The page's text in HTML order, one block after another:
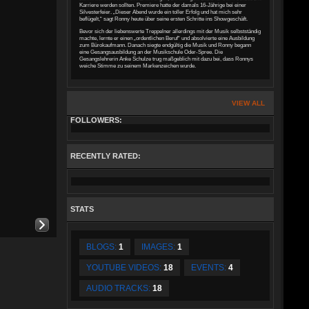
Karriere werden sollten. Premiere hatte der damals 16-Jährige bei einer
Silvesterfeier. „Dieser Abend wurde ein toller Erfolg und hat mich sehr
beflügelt,“ sagt Ronny heute über seine ersten Schritte ins Showgeschäft.
Bevor sich der liebenswerte Treppelner allerdings mit der Musik selbstständig
machte, lernte er einen „ordentlichen Beruf“ und absolvierte eine Ausbildung
zum Bürokaufmann. Danach siegte endgültig die Musik und Ronny begann
eine Gesangsausbildung an der Musikschule Oder-Spree. Die
Gesangslehrerin Anke Schulze trug maßgeblich mit dazu bei, dass Ronnys
weiche Stimme zu seinem Markenzeichen wurde.
VIEW ALL
FOLLOWERS:
RECENTLY RATED:
STATS
BLOGS: 1 IMAGES: 1
YOUTUBE VIDEOS: 18 EVENTS: 4
AUDIO TRACKS: 18